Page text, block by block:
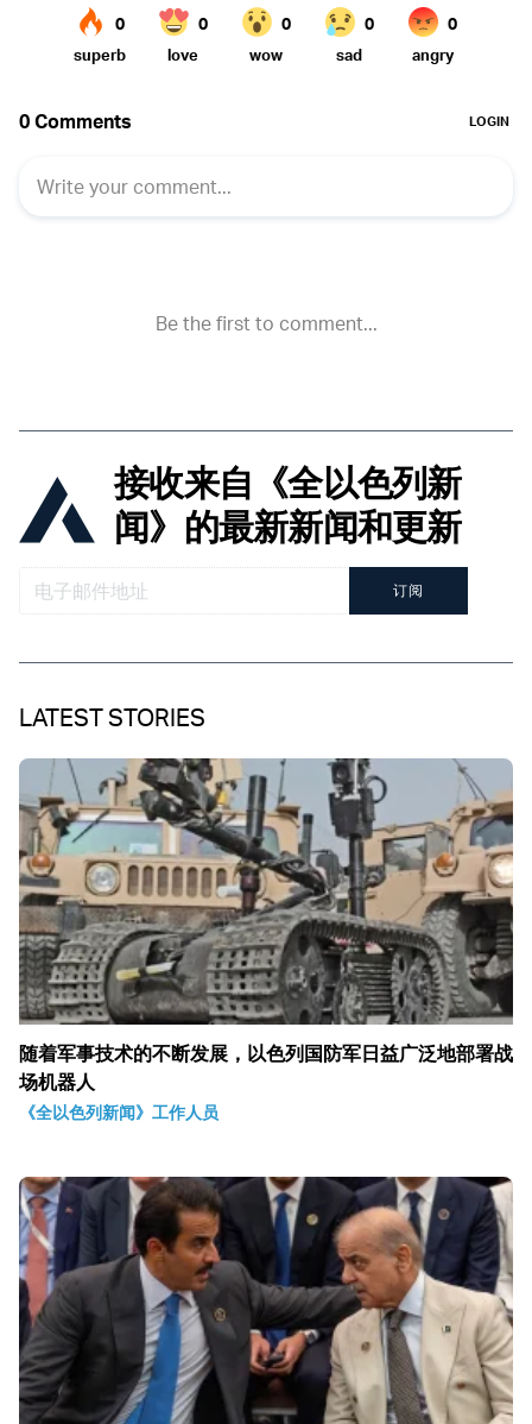
接收来自《全以色列新
闻》的最新新闻和更新
订阅
LATEST STORIES
随着军事技术的不断发展，以色列国防军日益广泛地部署战
场机器人
《全以色列新闻》工作人员